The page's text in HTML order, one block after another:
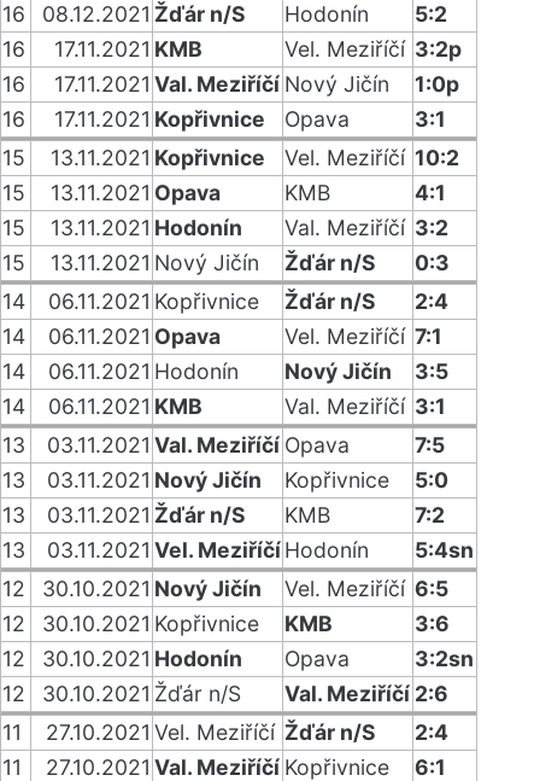
16
08.12.2021 Žďár n/S Hodonín
5:2
16
17.11.2021 KMB Vel. Meziříčí 3:2p
16
17.11.2021 Val. Meziříčí Nový Jičín
1:0p
16
17.11.2021 Kopřivnice Opava
3:1
15
13.11.2021 Kopřivnice Vel. Meziříčí 10:2
15
13.11.2021 Opava KMB
4:1
15
13.11.2021 Hodonín Val. Meziříčí 3:2
15
13.11.2021 Nový Jičín Žďár n/S
0:3
14
06.11.2021 Kopřivnice Žďár n/S
2:4
14
06.11.2021 Opava Vel. Meziříčí 7:1
14
06.11.2021 Hodonín Nový Jičín
3:5
14
06.11.2021 KMB Val. Meziříčí 3:1
13
03.11.2021 Val. Meziříčí Opava
7:5
13
03.11.2021 Nový Jičín Kopřivnice
5:0
13
03.11.2021 Žďár n/S KMB
7:2
13
03.11.2021 Vel. MeziříčíHodonín
5:4sn
12
30.10.2021 Nový Jičín Vel. Meziříčí 6:5
12
30.10.2021 Kopřivnice KMB
3:6
12
30.10.2021 Hodonín Opava
3:2sn
12
30.10.2021 Žďár n/S Val. Meziříčí 2:6
11
27.10.2021 Vel. Meziříčí Žďár n/S
2:4
11
27.10.2021 Val. Meziříčí Kopřivnice
6:1